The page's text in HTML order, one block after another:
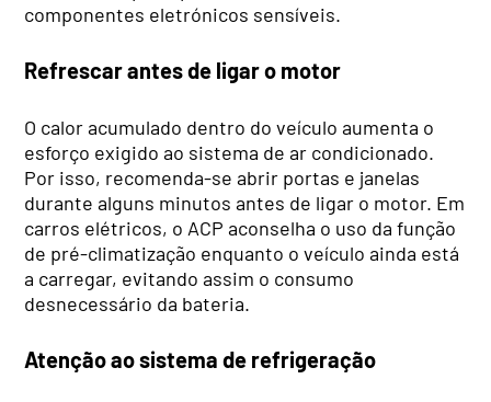
componentes eletrónicos sensíveis.
Refrescar antes de ligar o motor
O calor acumulado dentro do veículo aumenta o
esforço exigido ao sistema de ar condicionado.
Por isso, recomenda-se abrir portas e janelas
durante alguns minutos antes de ligar o motor. Em
carros elétricos, o ACP aconselha o uso da função
de pré-climatização enquanto o veículo ainda está
a carregar, evitando assim o consumo
desnecessário da bateria.
Atenção ao sistema de refrigeração